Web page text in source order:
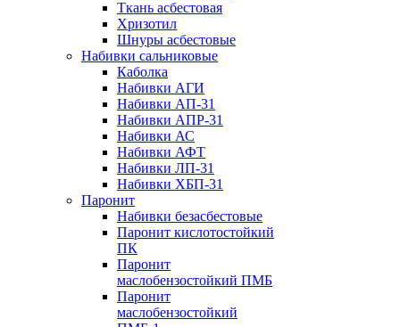
Ткань асбестовая
Хризотил
Шнуры асбестовые
Набивки сальниковые
Каболка
Набивки АГИ
Набивки АП-31
Набивки АПР-31
Набивки АС
Набивки АФТ
Набивки ЛП-31
Набивки ХБП-31
Паронит
Набивки безасбестовые
Паронит кислотостойкий
ПК
Паронит
маслобензостойкий ПМБ
Паронит
маслобензостойкий